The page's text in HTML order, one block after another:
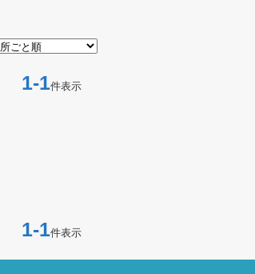
1-1件表示
1-1件表示